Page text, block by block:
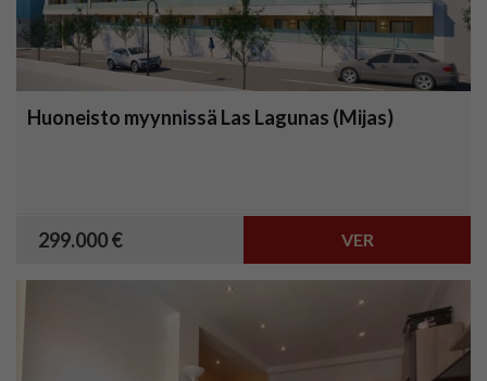
Huoneisto myynnissä Las Lagunas (Mijas)
299.000 € VER